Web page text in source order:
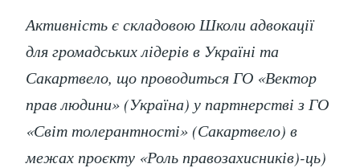
Активність є складовою Школи адвокації
для громадських лідерів в Україні та
Сакартвело, що проводиться ГО «Вектор
прав людини» (Україна) у партнерстві з ГО
«Світ толерантності» (Сакартвело) в
межах проєкту «Роль правозахисників)-ць)